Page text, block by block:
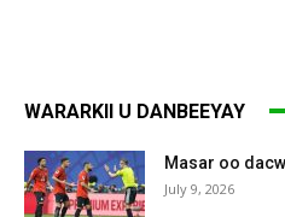
WARARKII U DANBEEYAY
Masar oo
July 9, 2026